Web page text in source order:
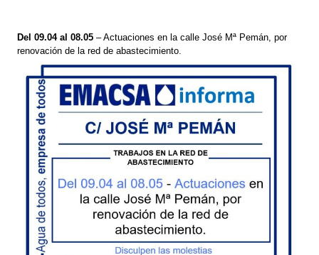
Del 09.04 al 08.05– Actuaciones en la calle José Mª Pemán, por
renovación de la red de abastecimiento.